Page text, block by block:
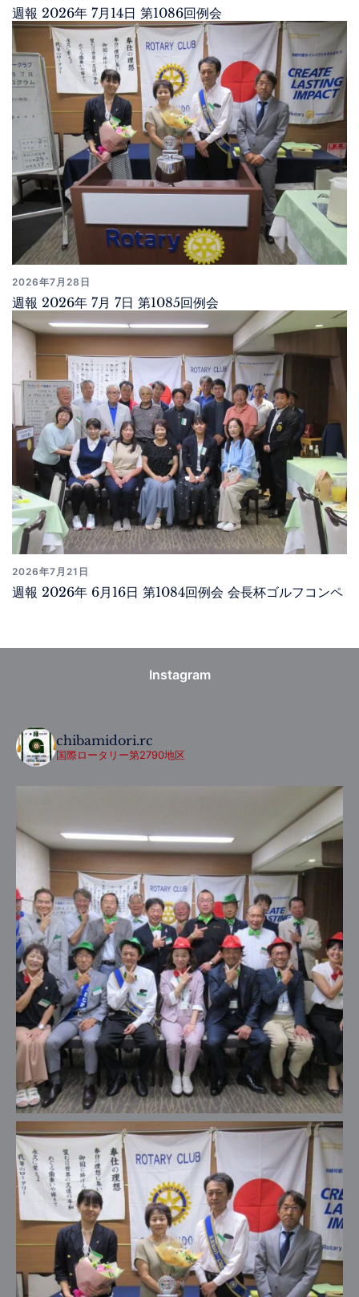
週報 2026年 7月14日 第1086回例会
2026年7月28日
週報 2026年 7月 7日 第1085回例会
2026年7月21日
週報 2026年 6月16日 第1084回例会 会長杯ゴルフコンペ
Instagram
chibamidori.rc
国際ロータリー第2790地区